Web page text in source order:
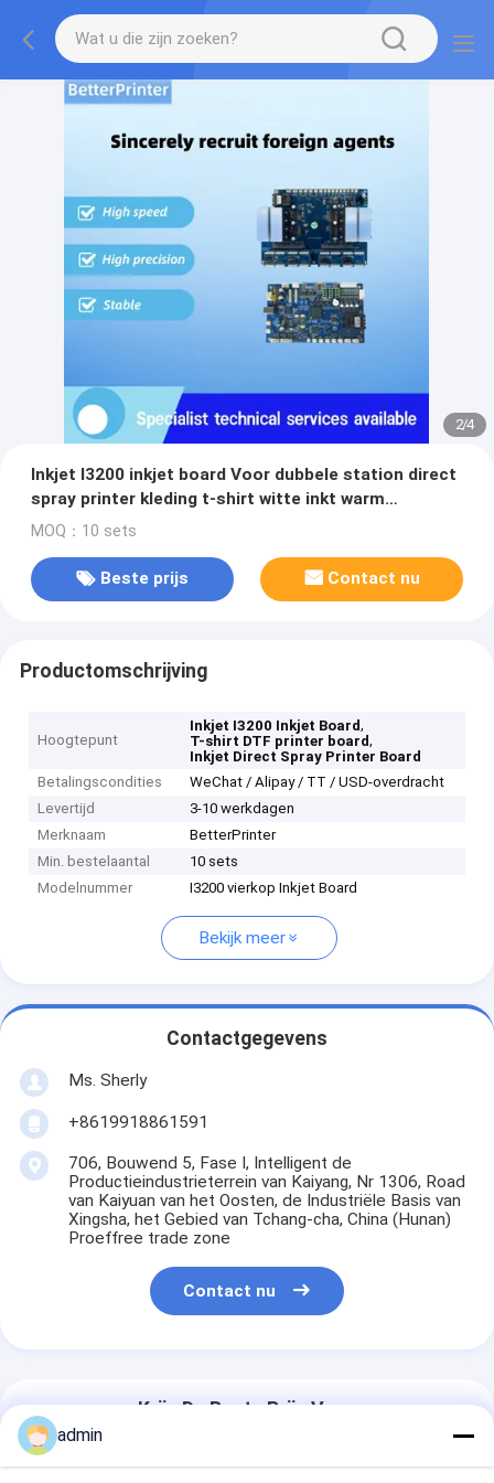
2/4
Inkjet I3200 inkjet board Voor dubbele station direct
spray printer kleding t-shirt witte inkt warm
stempelen DTF printer board
MOQ：10 sets
Beste prijs Contact nu
Productomschrijving
Hoogtepunt
Inkjet I3200 Inkjet Board,
T-shirt DTF printer board,
Inkjet Direct Spray Printer Board
Betalingscondities
WeChat / Alipay / TT / USD-overdracht
Levertijd
3-10 werkdagen
Merknaam
BetterPrinter
Min. bestelaantal
10 sets
Modelnummer
I3200 vierkop Inkjet Board
Bekijk meer
Contactgegevens
Ms. Sherly
+8619918861591
706, Bouwend 5, Fase I, Intelligent de
Productieindustrieterrein van Kaiyang, Nr 1306, Road
van Kaiyuan van het Oosten, de Industriële Basis van
Xingsha, het Gebied van Tchang-cha, China (Hunan)
Proeffree trade zone
Contact nu
Krijg De Beste Prijs Voor
admin